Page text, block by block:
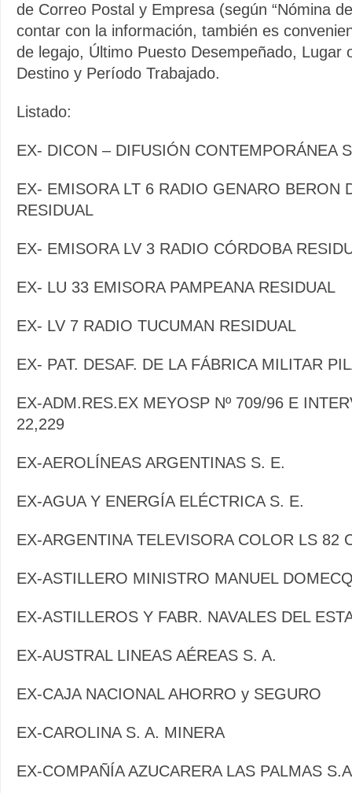
de Correo Postal y Empresa (según “Nómina
contar con la información, también es
de legajo, Último Puesto Desempeñado, Lugar
Destino y Período Trabajado.
Listado:
EX- DICON – DIFUSIÓN CONTEMPORÁNEA
EX- EMISORA LT 6 RADIO GENARO BERON
RESIDUAL
EX- EMISORA LV 3 RADIO CÓRDOBA
EX- LU 33 EMISORA PAMPEANA RESIDUAL
EX- LV 7 RADIO TUCUMAN RESIDUAL
EX- PAT. DESAF. DE LA FÁBRICA MILITAR
EX-ADM.RES.EX MEYOSP Nº 709/96 E
22,229
EX-AEROLÍNEAS ARGENTINAS S. E.
EX-AGUA Y ENERGÍA ELÉCTRICA S. E.
EX-ARGENTINA TELEVISORA COLOR LS 82
EX-ASTILLERO MINISTRO MANUEL
EX-ASTILLEROS Y FABR. NAVALES DEL
EX-AUSTRAL LINEAS AÉREAS S. A.
EX-CAJA NACIONAL AHORRO y SEGURO
EX-CAROLINA S. A. MINERA
EX-COMPAÑÍA AZUCARERA LAS PALMAS